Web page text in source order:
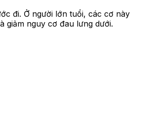
đi. Ở người lớn tuổi, các cơ này
giảm nguy cơ đau lưng dưới.